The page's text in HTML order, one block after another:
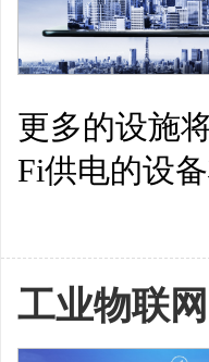
更多的设施
Fi供电的设
工业物联